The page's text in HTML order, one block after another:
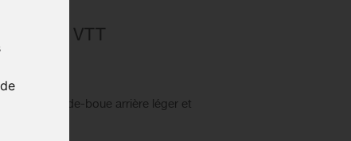
BOUE VTT
est un garde-boue arrière léger et